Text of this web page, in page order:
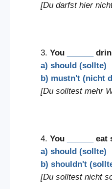
[Du darfst hier
3. You
a) should (sollte)
b) mustn't (nicht
[Du solltest mehr
4. You
eat
a) should (sollte)
b) shouldn't
[Du solltest nicht